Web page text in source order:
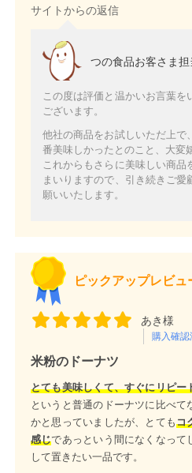
サイトからの返信
つの食品お客さま担
この度は評価と温かいお言葉を
ございます。
他社の商品をお試しいただ上で
番美味しかったとのこと、大変
これからもさらに美味しい商
まいりますので、引き続きご愛
願いいたします。
ピックアップレビュ
あき様
購入確認
米粉のドーナツ
とても美味しくて、すぐにリピー
というと普通のドーナツに比べ
かと思っていましたが、とてもコ
感じであっという間になくなって
して置きたい一品です。